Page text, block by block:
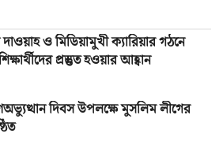
ও মিডিয়ামুখী ক্যারিয়ার গঠনে
প্রস্তুত হওয়ার আহ্বান
দিবস উপলক্ষে মুসলিম লীগের